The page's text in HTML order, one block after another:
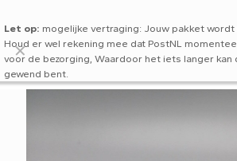
Let op: mogelijke vertraging: Jouw pakket
Houd er wel rekening mee dat PostNL
voor de bezorging, Waardoor het iets langer kan
gewend bent.
✕